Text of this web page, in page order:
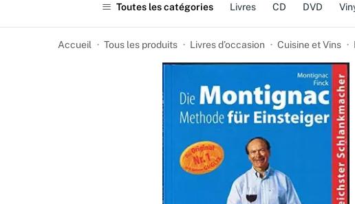
Toutes les catégories Livres CD DVD
Accueil Tous les produits Livres d’occasion Cuisine et Vins